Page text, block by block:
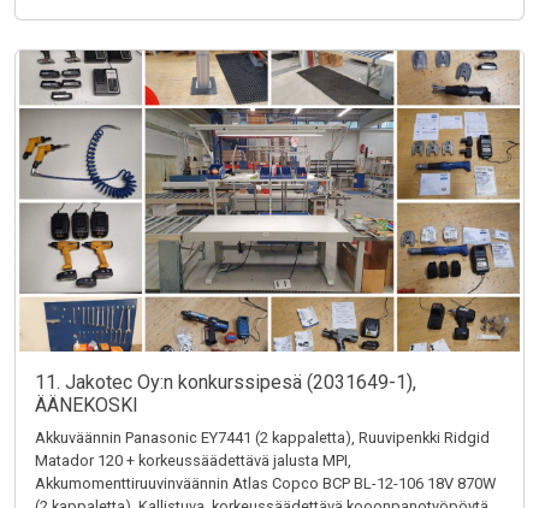
11. Jakotec Oy:n konkurssipesä (2031649-1),
ÄÄNEKOSKI
Akkuväännin Panasonic EY7441 (2 kappaletta), Ruuvipenkki Ridgid
Matador 120 + korkeussäädettävä jalusta MPI,
Akkumomenttiruuvinväännin Atlas Copco BCP BL-12-106 18V 870W